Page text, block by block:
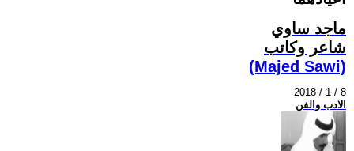
ماجد ساوي
شاعر وكاتب
(Majed Sawi)
2018 / 1 / 8
الادب والفن